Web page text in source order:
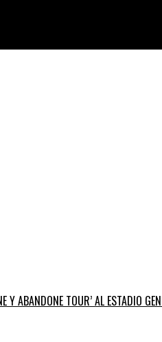
Y ABANDONE TOUR’ AL ESTADIO